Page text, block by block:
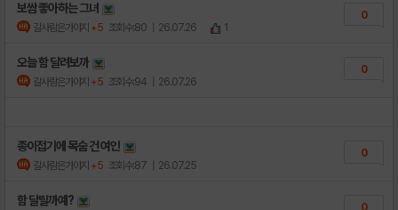
보쌈 좋아하는 그녀
갈사람은가야지 +5 조회수:80 | 26.07.26 1
0
오늘 함 달려보까
갈사람은가야지 +5 조회수:94 | 26.07.26
0
종이접기에 목숨 건 여인
갈사람은가야지 +5 조회수:87 | 26.07.25
0
함 달릴까예?